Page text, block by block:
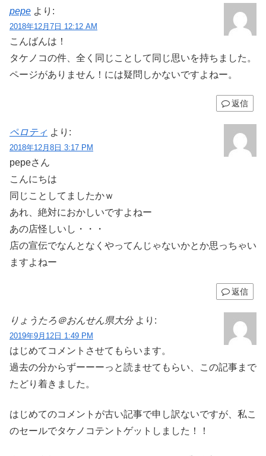
pepe より:
2018年12月7日 12:12 AM
こんばんは！
タケノコの件、全く同じことして同じ思いを持ちました。
ページがありません！には疑問しかないですよねー。
返信
ペロティ より:
2018年12月8日 3:17 PM
pepeさん
こんにちは
同じことしてましたかｗ
あれ、絶対におかしいですよねー
あの店怪しいし・・・
店の宣伝でなんとなくやってんじゃないかとか思っちゃい
ますよねー
返信
りょうたろ＠おんせん県大分 より:
2019年9月12日 1:49 PM
はじめてコメントさせてもらいます。
過去の分からずーーーっと読ませてもらい、この記事まで
たどり着きました。
はじめてのコメントが古い記事で申し訳ないですが、私こ
のセールでタケノコテントゲットしました！！